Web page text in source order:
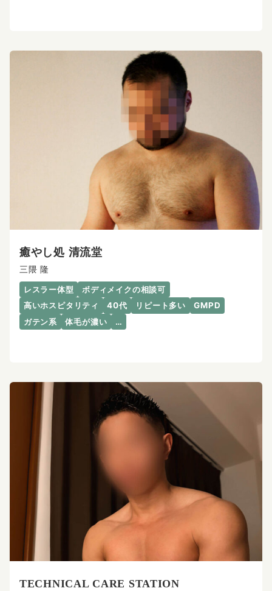
癒やし処 清流堂
三隈 隆
レスラー体型
ボディメイクの相談可
高いホスピタリティ
40代 リピート多い
GMPD
ガテン系
体毛が濃い …
TECHNICAL CARE STATION